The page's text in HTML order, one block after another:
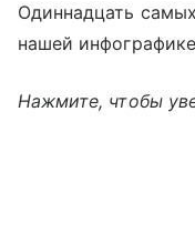
Одиннадцать
нашей
Нажмите, чтобы